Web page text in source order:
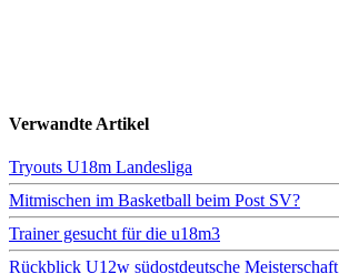
Verwandte Artikel
Tryouts U18m Landesliga
Mitmischen im Basketball beim Post SV?
Trainer gesucht für die u18m3
Rückblick U12w südostdeutsche Meisterschaft